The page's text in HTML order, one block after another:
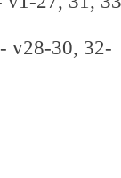
v28-30, 32-